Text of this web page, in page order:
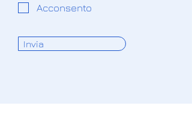
Acconsento
Invia